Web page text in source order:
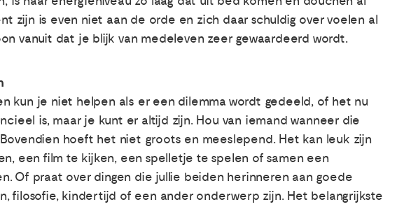
zijn is even niet aan de orde en zich daar schuldig over voelen al
vanuit dat je blijk van medeleven zeer gewaardeerd wordt.
kun je niet helpen als er een dilemma wordt gedeeld, of het nu
is, maar je kunt er altijd zijn. Hou van iemand wanneer die
hoeft het niet groots en meeslepend. Het kan leuk zijn
een film te kijken, een spelletje te spelen of samen een
Of praat over dingen die jullie beiden herinneren aan goede
filosofie, kindertijd of een ander onderwerp zijn. Het belangrijkste